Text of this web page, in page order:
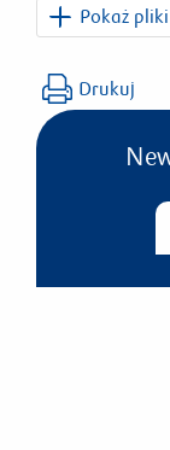
Pokaż
Drukuj